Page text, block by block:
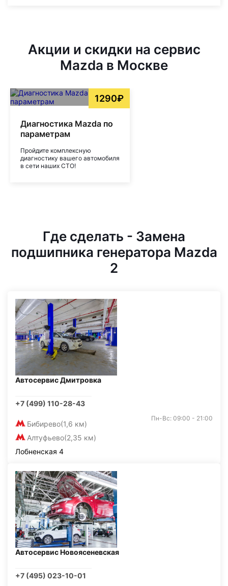
Акции и скидки на сервис
Mazda в Москве
1290₽
Диагностика Mazda по
параметрам
Пройдите комплексную
диагностику вашего автомобиля
в сети наших СТО!
Где сделать - Замена
подшипника генератора Mazda
2
Автосервис Дмитровка
+7 (499) 110-28-43
Бибирево(1,6 км)
Алтуфьево(2,35 км)
Пн-Вс: 09:00 - 21:00
Лобненская 4
Автосервис Новоясеневская
+7 (495) 023-10-01